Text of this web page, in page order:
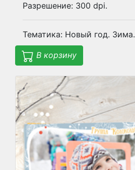
Разрешение: 300 dpi.
Тематика: Новый год. Зима.
В корзину